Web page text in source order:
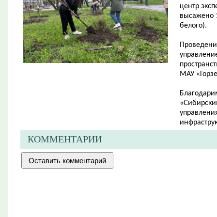
центр
высажено
белого).
МАУ
КОММЕНТАРИИ